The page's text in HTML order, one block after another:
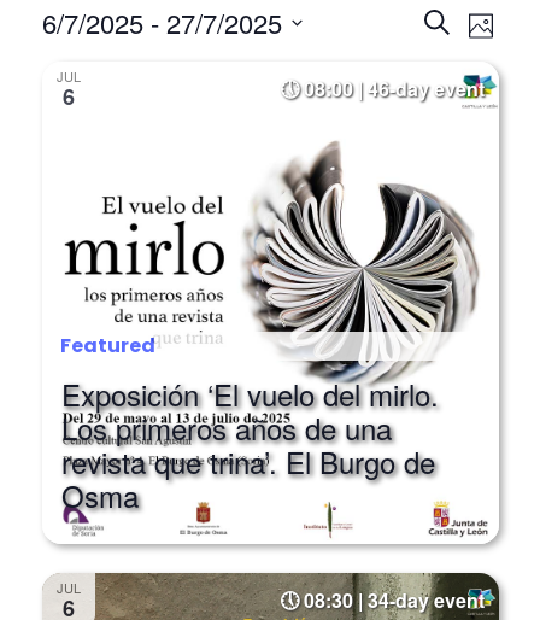
Search
Views
Select
Featured
Exposición ‘El vuelo del mirlo.
Los primeros años de una
revista que trina’. El Burgo de
Osma
JUL
6 08:30 | 34-day event